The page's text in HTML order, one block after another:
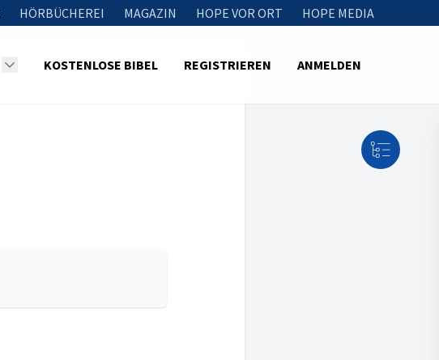
HÖRBÜCHEREI MAGAZIN HOPE VOR ORT HOPE MEDIA
KOSTENLOSE BIBEL REGISTRIEREN ANMELDEN